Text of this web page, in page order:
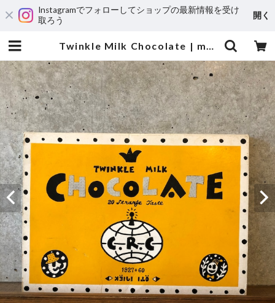
Instagramでフォローしてショップの最新情報を受け
取ろう
開く
Twinkle Milk Chocolate | maintent